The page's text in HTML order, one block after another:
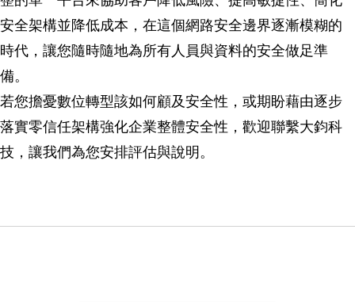
安全架構並降低成本，在這個網路安全邊界逐漸模糊的
時代，讓您隨時隨地為所有人員與資料的安全做足準
備。
若您擔憂數位轉型該如何顧及安全性，或期盼藉由逐步
落實零信任架構強化企業整體安全性，歡迎聯繫大鈞科
技，讓我們為您安排評估與說明。